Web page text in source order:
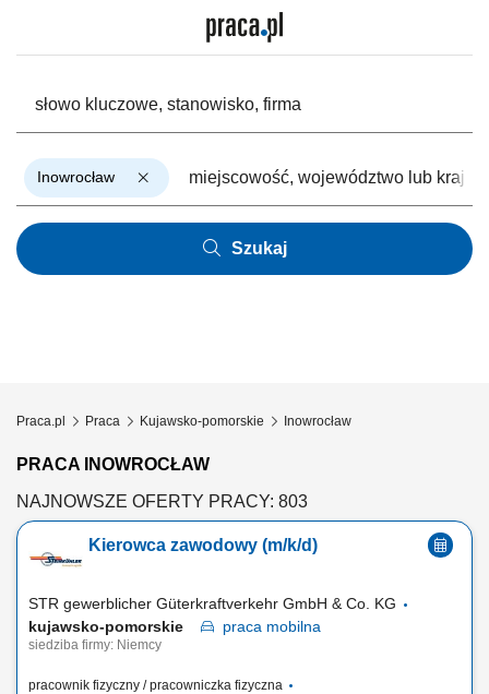
Inowrocław
Szukaj
Praca.pl Praca Kujawsko-pomorskie Inowrocław
PRACA INOWROCŁAW
NAJNOWSZE OFERTY PRACY: 803
Kierowca zawodowy (m/k/d)
STR gewerblicher Güterkraftverkehr GmbH & Co. KG
kujawsko-pomorskie
praca mobilna
siedziba firmy: Niemcy
pracownik fizyczny / pracowniczka fizyczna